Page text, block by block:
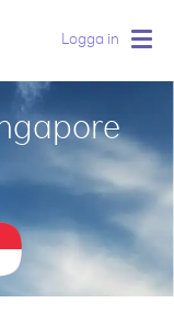
Logga in